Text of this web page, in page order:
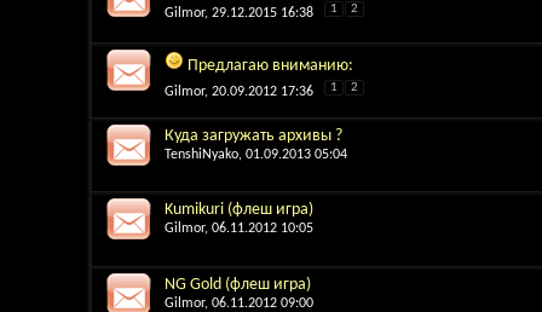
Gilmor, 29.12.2015 16:38 1 2
Предлагаю вниманию:
Gilmor, 20.09.2012 17:36 1 2
Куда загружать архивы ?
TenshiNyako, 01.09.2013 05:04
Kumikuri (флеш игра)
Gilmor, 06.11.2012 10:05
NG Gold (флеш игра)
Gilmor, 06.11.2012 09:00